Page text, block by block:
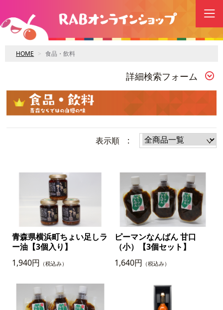
HOME 食品・飲料
詳細検索フォーム
表示順 :
青森県横浜町ちょい足しラ
ー油【3個入り】
1,940円 （税込み）
ピーマンなんばん 甘口
（小）【3個セット】
1,640円 （税込み）